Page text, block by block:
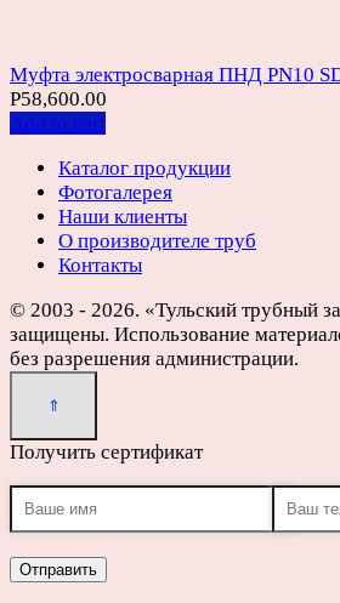
Муфта электросварная ПНД PN10
Р58,600.00
Add to cart
Каталог продукции
Фотогалерея
Наши клиенты
О производителе труб
Контакты
© 2003 - 2026. «Тульский трубный
защищены. Использование
без разрешения администрации.
Получить сертификат